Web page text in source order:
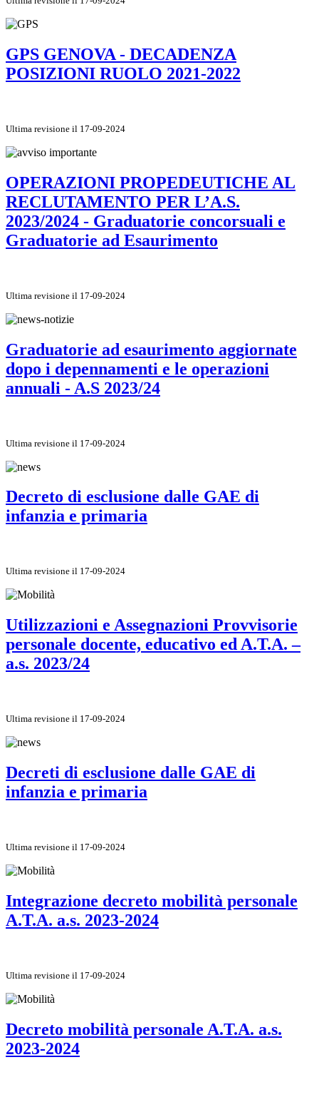
GPS GENOVA - DECADENZA
POSIZIONI RUOLO 2021-2022
Ultima revisione il 17-09-2024
OPERAZIONI PROPEDEUTICHE AL
RECLUTAMENTO PER L’A.S.
2023/2024 - Graduatorie concorsuali e
Graduatorie ad Esaurimento
Ultima revisione il 17-09-2024
Graduatorie ad esaurimento aggiornate
dopo i depennamenti e le operazioni
annuali - A.S 2023/24
Ultima revisione il 17-09-2024
Decreto di esclusione dalle GAE di
infanzia e primaria
Ultima revisione il 17-09-2024
Utilizzazioni e Assegnazioni Provvisorie
personale docente, educativo ed A.T.A. –
a.s. 2023/24
Ultima revisione il 17-09-2024
Decreti di esclusione dalle GAE di
infanzia e primaria
Ultima revisione il 17-09-2024
Integrazione decreto mobilità personale
A.T.A. a.s. 2023-2024
Ultima revisione il 17-09-2024
Decreto mobilità personale A.T.A. a.s.
2023-2024